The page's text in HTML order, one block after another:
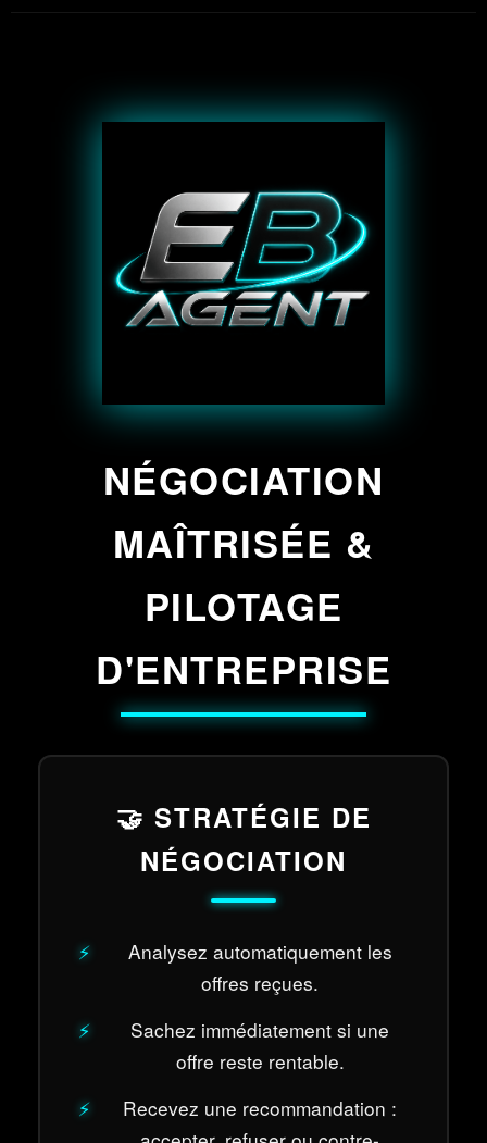
NÉGOCIATION
MAÎTRISÉE &
PILOTAGE
D'ENTREPRISE
🤝 STRATÉGIE DE
NÉGOCIATION
Analysez automatiquement les
offres reçues.
Sachez immédiatement si une
offre reste rentable.
Recevez une recommandation :